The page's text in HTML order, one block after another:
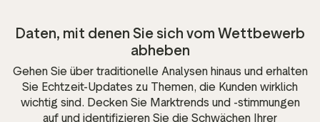
Daten, mit denen Sie sich vom Wettbewerb
abheben
Gehen Sie über traditionelle Analysen hinaus und erhalten
Sie Echtzeit-Updates zu Themen, die Kunden wirklich
wichtig sind. Decken Sie Marktrends und -stimmungen
auf und identifizieren Sie die Schwächen Ihrer